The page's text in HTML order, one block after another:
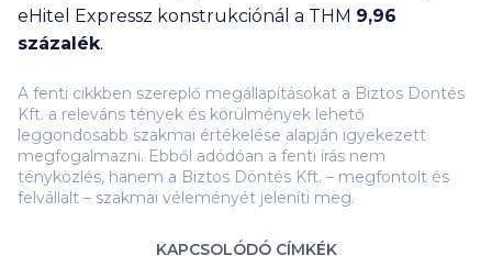
eHitel Expressz konstrukciónál a THM 9,96
százalék.
A fenti cikkben szereplő megállapításokat a Biztos Döntés
Kft. a releváns tények és körülmények lehető
leggondosabb szakmai értékelése alapján igyekezett
megfogalmazni. Ebből adódóan a fenti írás nem
tényközlés, hanem a Biztos Döntés Kft. – megfontolt és
felvállalt – szakmai véleményét jeleníti meg.
KAPCSOLÓDÓ CÍMKÉK